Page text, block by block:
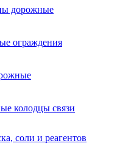
дорожные
ограждения
колодцы связи
соли и реагентов